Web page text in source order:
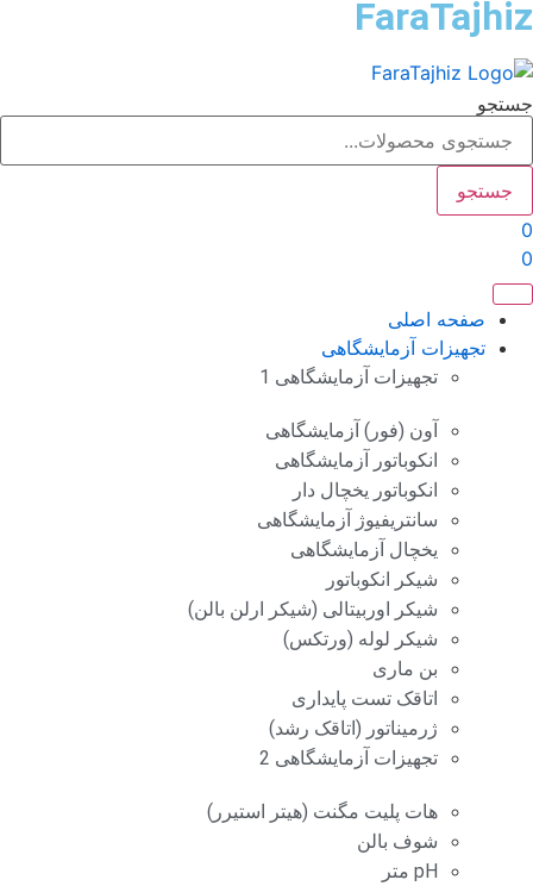
جستجو
صفحه اصلی
تجهیزات آزمایشگاهی
تجهیزات آزمایشگاهی 1
آون (فور) آزمایشگاهی
انکوباتور آزمایشگاهی
انکوباتور یخچال دار
سانتریفیوژ آزمایشگاهی
یخچال آزمایشگاهی
شیکر انکوباتور
شیکر اوربیتالی (شیکر ارلن بالن)
شیکر لوله (ورتکس)
بن ماری
اتاقک تست پایداری
ژرمیناتور (اتاقک رشد)
تجهیزات آزمایشگاهی 2
هات پلیت مگنت (هیتر استیرر)
شوف بالن
pH متر